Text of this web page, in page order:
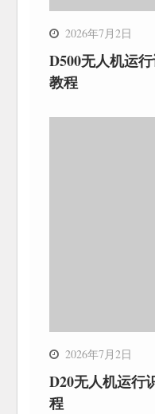
2026年7月2日
D500无人机运
教程
2026年7月2日
D20无人机运行
程